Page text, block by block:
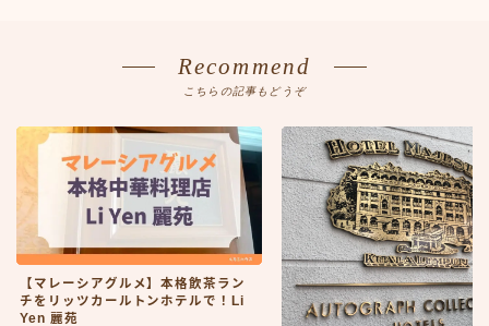
Recommend
こちらの記事もどうぞ
【マレーシアグルメ】本格飲茶ラン
チをリッツカールトンホテルで！Li
Yen 麗苑